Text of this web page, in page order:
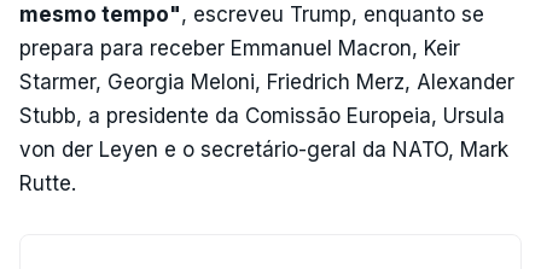
mesmo tempo", escreveu Trump, enquanto se
prepara para receber Emmanuel Macron, Keir
Starmer, Georgia Meloni, Friedrich Merz, Alexander
Stubb, a presidente da Comissão Europeia, Ursula
von der Leyen e o secretário-geral da NATO, Mark
Rutte.